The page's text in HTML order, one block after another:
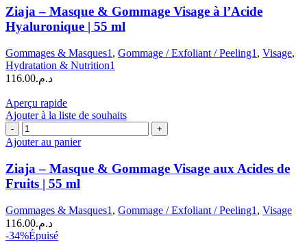
–
Masque
&
Visage
à
l’Acide
|
55
ml
Ziaja – Masque & Gommage Visage à l’Acide
Hyaluronique | 55 ml
Gommages & Masques1 , Gommage / Exfoliant / Peeling1 , Visage,
Hydratation & Nutrition1
د.م.116.00
Aperçu rapide
Ajouter à la liste de souhaits
quantité
de
–
Masque
&
Visage
aux
Acides
Ajouter au panier
Ziaja – Masque & Gommage Visage aux Acides de
Fruits | 55 ml
Gommages & Masques1 , Gommage / Exfoliant / Peeling1 , Visage
د.م.116.00
-34%Épuisé